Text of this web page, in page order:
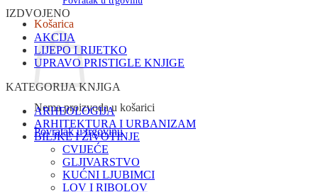
Košarica
Nema proizvoda u košarici
Povratak u trgovinu
IZDVOJENO
AKCIJA
LIJEPO I RIJETKO
UPRAVO PRISTIGLE KNJIGE
KATEGORIJA KNJIGA
ARHEOLOGIJA
ARHITEKTURA I URBANIZAM
BILJKE I ŽIVOTINJE
CVIJEĆE
GLJIVARSTVO
KUĆNI LJUBIMCI
LOV I RIBOLOV